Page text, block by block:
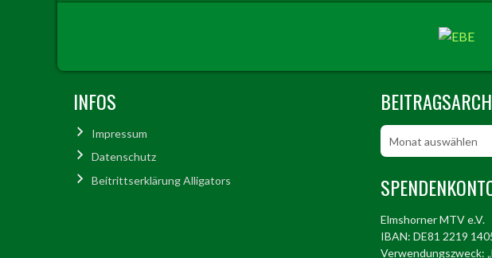
INFOS
Impressum
Datenschutz
Beitrittserklärung Alligators
Beitragsarchiv
Elmshorner MTV e.V.
IBAN: DE81 2219
Verwendungszweck: